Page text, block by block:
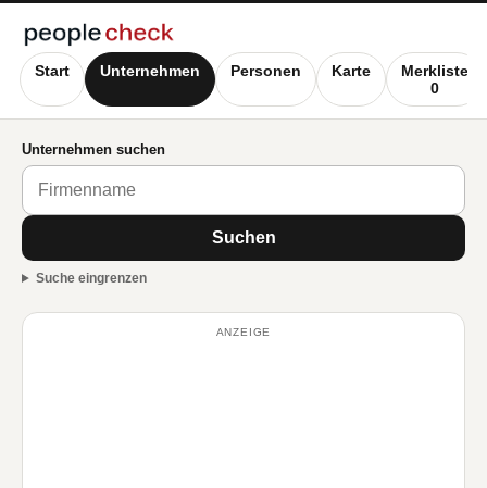
Start Unternehmen Personen Karte
Merkliste
0
Unternehmen suchen
Suchen
Suche eingrenzen
ANZEIGE